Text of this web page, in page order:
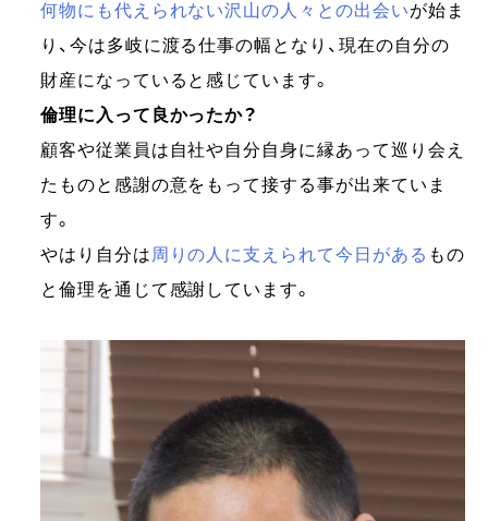
何物にも代えられない沢山の人々との出会いが始ま
り、今は多岐に渡る仕事の幅となり、現在の自分の
財産になっていると感じています。
倫理に入って良かったか？
顧客や従業員は自社や自分自身に縁あって巡り会え
たものと感謝の意をもって接する事が出来ていま
す。
やはり自分は 周りの人に支えられて今日がある もの
と倫理を通じて感謝しています。